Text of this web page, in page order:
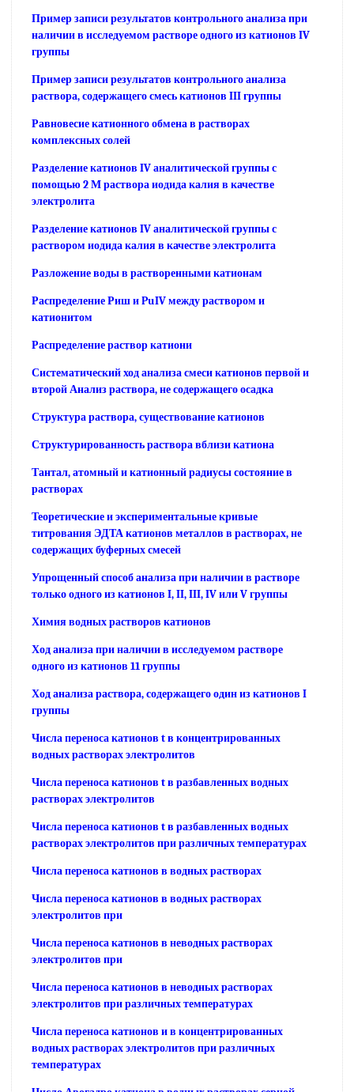
Пример записи результатов контрольного анализа при
наличии в исследуемом растворе одного из катионов IV
группы
Пример записи результатов контрольного анализа
раствора, содержащего смесь катионов III группы
Равновесие катионного обмена в растворах
комплексных солей
Разделение катионов IV аналитической группы с
помощью 2 М раствора иодида калия в качестве
электролита
Разделение катионов IV аналитической группы с
раствором иодида калия в качестве электролита
Разложение воды в растворенными катионам
Распределение Риш и PuIV между раствором и
катионитом
Распределение раствор катиони
Систематический ход анализа смеси катионов первой и
второй Анализ раствора, не содержащего осадка
Структура раствора, существование катионов
Структурированность раствора вблизи катиона
Тантал, атомный и катионный радиусы состояние в
растворах
Теоретические и экспериментальные кривые
титрования ЭДТА катионов металлов в растворах, не
содержащих буферных смесей
Упрощенный способ анализа при наличии в растворе
только одного из катионов I, II, III, IV или V группы
Химия водных растворов катионов
Ход анализа при наличии в исследуемом растворе
одного из катионов 11 группы
Ход анализа раствора, содержащего один из катионов I
группы
Числа переноса катионов t в концентрированных
водных растворах электролитов
Числа переноса катионов t в разбавленных водных
растворах электролитов
Числа переноса катионов t в разбавленных водных
растворах электролитов при различных температурах
Числа переноса катионов в водных растворах
Числа переноса катионов в водных растворах
электролитов при
Числа переноса катионов в неводных растворах
электролитов при
Числа переноса катионов в неводных растворах
электролитов при различных температурах
Числа переноса катионов и в концентрированных
водных растворах электролитов при различных
температурах